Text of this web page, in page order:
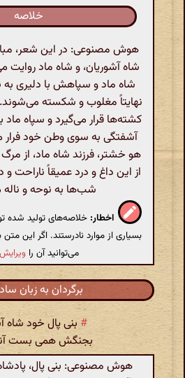
خلاصه
هوش مصنوعی: در این شعر،
شاه آشوریان، و شاه ماد روایت
شاه ماد و سپاهش با دلیری به
نهایتاً مغلوب و شکسته
کشته‌ها قرار می‌گیرد و سپاه
آشفتگی به سوی وطن خود فرار
هو خشتر، فرزند شاه ماد، از
از این داغ و درد عمیقاً ناراحت
شب‌ها به نوحه و ناله
اخطار: خلاصه‌های تولید
بسیاری از موارد نادرستند. اگر این
می‌توانید آن را ویرایش
برگردان به زبان
# بنی پال خود شاه
بجنگش همی بست
هوش مصنوعی: بنی پال،